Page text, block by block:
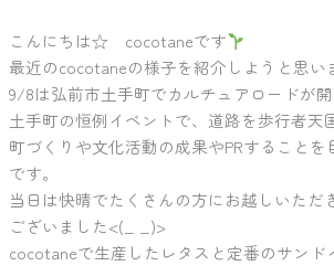
こんにちは☆ cocotaneです
最近のcocotaneの様子を紹介しようと思い
9/8は弘前市土手町でカルチュアロードが開
土手町の恒例イベントで、道路を歩行者天
町づくりや文化活動の成果やPRすることを
です。
当日は快晴でたくさんの方にお越しいただ
ございました<(_ _)>
cocotaneで生産したレタスと定番のサンド